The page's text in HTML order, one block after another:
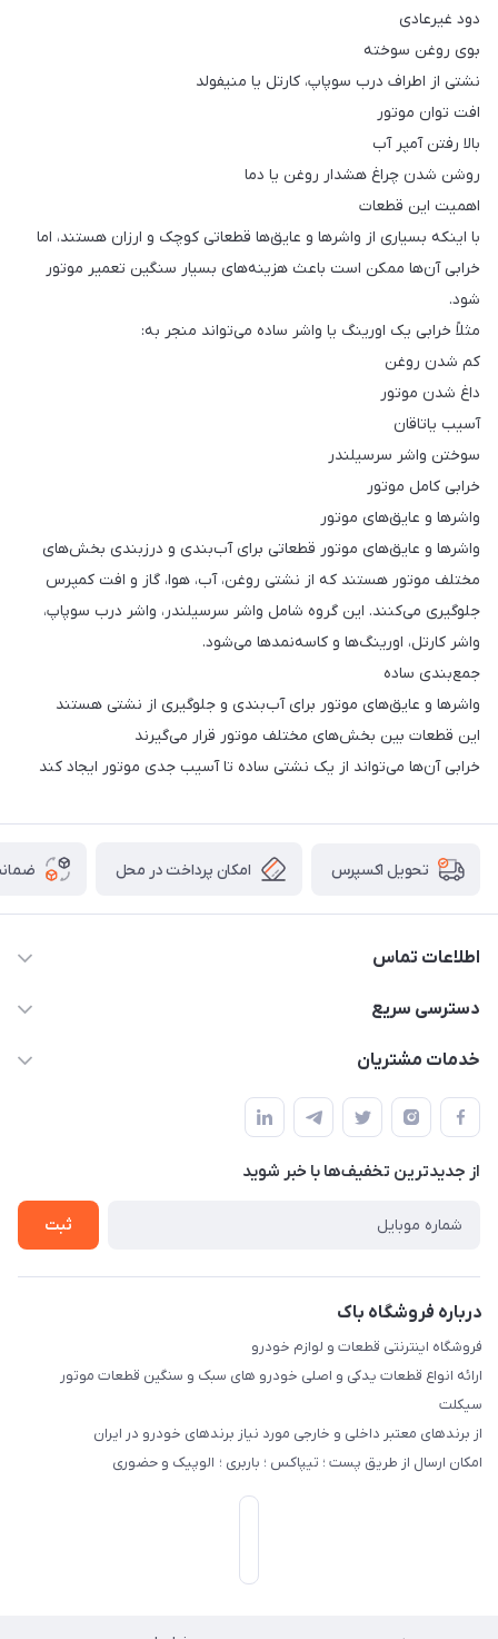
دود غیرعادی
بوی روغن سوخته
نشتی از اطراف درب سوپاپ، کارتل یا منیفولد
افت توان موتور
بالا رفتن آمپر آب
روشن شدن چراغ هشدار روغن یا دما
اهمیت این قطعات
با اینکه بسیاری از واشرها و عایق‌ها قطعاتی کوچک و ارزان هستند، اما
خرابی آن‌ها ممکن است باعث هزینه‌های بسیار سنگین تعمیر موتور
شود.
مثلاً خرابی یک اورینگ یا واشر ساده می‌تواند منجر به:
کم شدن روغن
داغ شدن موتور
آسیب یاتاقان
سوختن واشر سرسیلندر
خرابی کامل موتور
واشرها و عایق‌های موتور
واشرها و عایق‌های موتور قطعاتی برای آب‌بندی و درزبندی بخش‌های
مختلف موتور هستند که از نشتی روغن، آب، هوا، گاز و افت کمپرس
جلوگیری می‌کنند. این گروه شامل واشر سرسیلندر، واشر درب سوپاپ،
واشر کارتل، اورینگ‌ها و کاسه‌نمدها می‌شود.
جمع‌بندی ساده
واشرها و عایق‌های موتور برای آب‌بندی و جلوگیری از نشتی هستند
این قطعات بین بخش‌های مختلف موتور قرار می‌گیرند
خرابی آن‌ها می‌تواند از یک نشتی ساده تا آسیب جدی موتور ایجاد کند
تحویل اکسپرس امکان پرداخت در محل
اطلاعات تماس
09021000855
دسترسی سریع
حساب کاربری
لیست محصولات
درباره ما
خدمات مشتریان
قوانین و مقررات
حریم خصوصی
راهنما
از جدید‌ترین تخفیف‌ها با‌ خبر شوید
ثبت
درباره فروشگاه باک
فروشگاه اینترنتی قطعات و لوازم خودرو
ارائه انواع قطعات یدکی و اصلی خودرو های سبک و سنگین قطعات موتور
سیکلت
از برندهای معتبر داخلی و خارجی مورد نیاز برندهای خودرو در ایران
امکان ارسال از طریق پست ؛ تیپاکس ؛ باربری ؛ الوپیک و حضوری